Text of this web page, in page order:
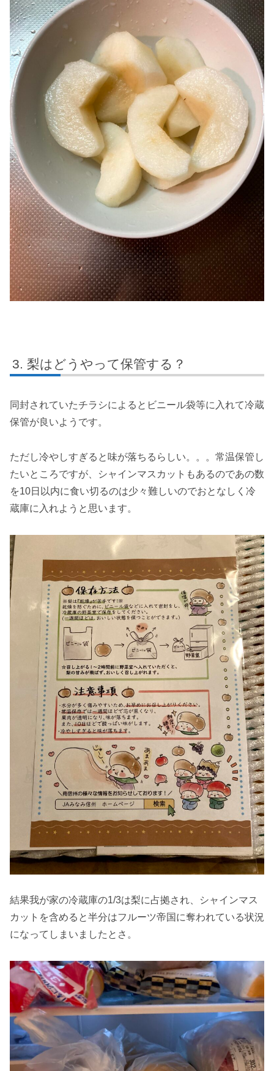
梨はどうやって保管する？
同封されていたチラシによるとビニール袋等に入れて冷蔵
保管が良いようです。
ただし冷やしすぎると味が落ちるらしい。。。常温保管し
たいところですが、シャインマスカットもあるのであの数
を10日以内に食い切るのは少々難しいのでおとなしく冷
蔵庫に入れようと思います。
結果我が家の冷蔵庫の1/3は梨に占拠され、シャインマス
カットを含めると半分はフルーツ帝国に奪われている状況
になってしまいましたとさ。